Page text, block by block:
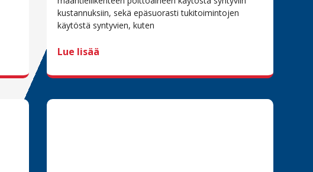
kustannuksiin, sekä epäsuorasti tukitoimintojen
käytöstä syntyvien, kuten
Lue lisää